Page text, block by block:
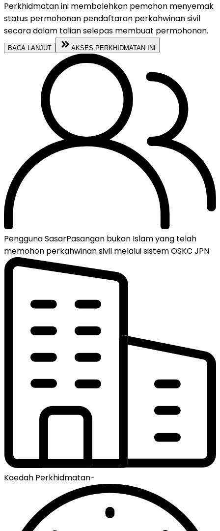
Perkhidmatan ini membolehkan pemohon menyemak
status permohonan pendaftaran perkahwinan sivil
secara dalam talian selepas membuat permohonan.
BACA LANJUT AKSES PERKHIDMATAN INI
Pengguna SasarPasangan bukan Islam yang telah
memohon perkahwinan sivil melalui sistem OSKC JPN
Kaedah Perkhidmatan-